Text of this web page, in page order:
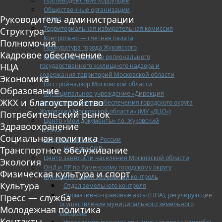
Общественные организации
ОМВД
Территориальная избирательная комиссия
Контрольно — счетная палата
Прокуратура города Жуковского
Главное управление регионального
государственного жилищного надзора и
содержания территорий Московской области
Госстройнадзор Московской области
Муниципальное учреждение «Дирекция
централизованного обеспечения городского округа
Жуковский Московской области» (МУ «ДЦО»)
Центр «Мои документы» г.о. Жуковский
Опека
Социальный фонд России
Новости СФР
Центр занятости населения Московской области
ОНД и ПР по Раменскому городскому округу
Муниципальный земельный контроль
Отдел земельного контроля
Нормативно-правовые акты (НПА), регулирующие
осуществление муниципального земельного
контроля
Руководитель администрации
Структура
Полномочия
Кадровое обеспечение
НЦА
Экономика
Образование
ЖКХ и благоустройство
Потребительский рынок
Здравоохранение
Социальная политика
Транспортное обслуживание
Экология
Физическая культура и спорт
Культура
Пресс — служба
Молодежная политика